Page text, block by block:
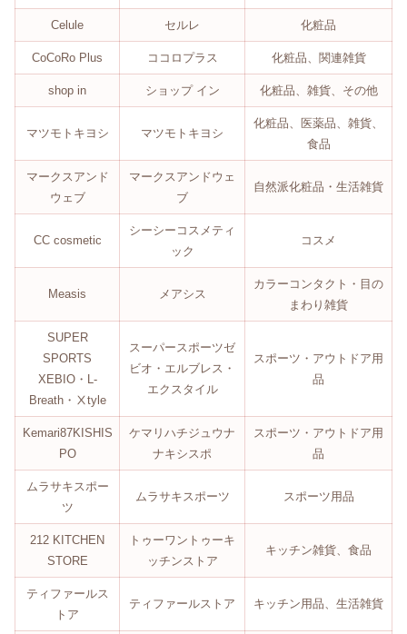
Celule セルレ 化粧品
CoCoRo Plus ココロプラス 化粧品、関連雑貨
shop in ショップ イン 化粧品、雑貨、その他
マツモトキヨシ マツモトキヨシ
化粧品、医薬品、雑貨、
食品
マークスアンド
ウェブ
マークスアンドウェ
ブ
自然派化粧品・生活雑貨
CC cosmetic
シーシーコスメティ
ック
コスメ
Measis メアシス
カラーコンタクト・目の
まわり雑貨
SUPER
SPORTS
XEBIO・L-
Breath・Ⅹtyle
スーパースポーツゼ
ビオ・エルブレス・
エクスタイル
スポーツ・アウトドア用
品
Kemari87KISHIS
PO
ケマリハチジュウナ
ナキシスポ
スポーツ・アウトドア用
品
ムラサキスポー
ツ
ムラサキスポーツ スポーツ用品
212 KITCHEN
STORE
トゥーワントゥーキ
ッチンストア
キッチン雑貨、食品
ティファールス
トア
ティファールストア キッチン用品、生活雑貨